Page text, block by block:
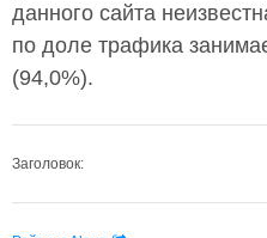
данного сайта
по доле трафика
(94,0%).
Заголовок: